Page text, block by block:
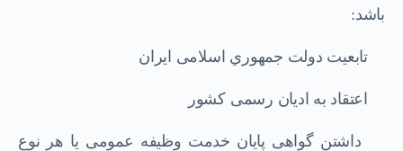
ﺑﺎﺷﺪ:
ﺗﺎﺑﻌﯿﺖ دوﻟﺖ ﺟﻤﻬﻮري اﺳﻼﻣﯽ اﯾﺮان
اﻋﺘﻘﺎد ﺑﻪ ادﯾﺎن رﺳﻤﯽ ﮐﺸﻮر
داﺷﺘﻦ ﮔﻮاﻫﯽ ﭘﺎﯾﺎن ﺧﺪﻣﺖ وﻇﯿﻔﻪ ﻋﻤﻮﻣﯽ ﯾﺎ ﻫﺮ ﻧﻮع